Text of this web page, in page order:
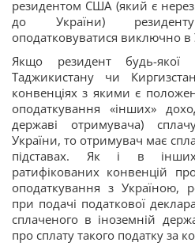
резидентом США (який є
до України)
оподатковуватися виключно в
Якщо резидент будь-якої
Таджикистану чи
конвенціях з якими є
оподаткування «інших»
державі отримувача)
України, то отримувач має
підставах. Як і в інших
ратифікованих конвенцій
оподаткування з Україною,
при подачі податкової
сплаченого в іноземній
про сплату такого податку за